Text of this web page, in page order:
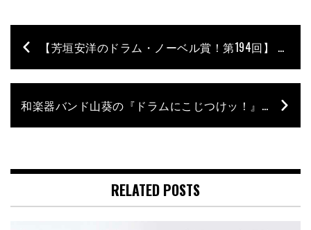
【芳垣安洋のドラム・ノーベル賞！第194回】 追悼チャーリー・ワッツ〜 Vol.2
和楽器バンド山葵の『ドラムにこじつけッ！』 第19回「ドラムとお弁当」
RELATED POSTS